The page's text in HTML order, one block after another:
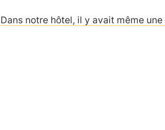
Dans notre hôtel, il y avait même